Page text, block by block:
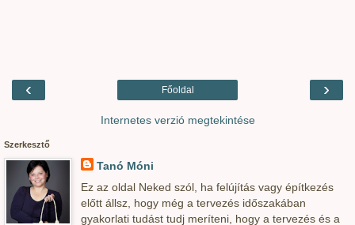
‹ ›
Főoldal
Internetes verzió megtekintése
Szerkesztő
Tanó Móni
Ez az oldal Neked szól, ha felújítás vagy építkezés
előtt állsz, hogy még a tervezés időszakában
gyakorlati tudást tudj meríteni, hogy a tervezés és a